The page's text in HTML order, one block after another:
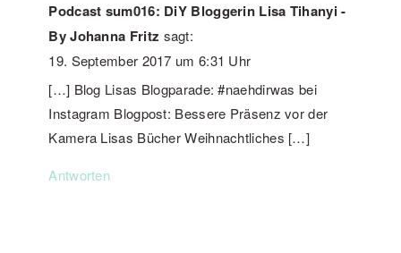
Podcast sum016: DiY Bloggerin Lisa Tihanyi -
By Johanna Fritz sagt:
19. September 2017 um 6:31 Uhr
[…] Blog Lisas Blogparade: #naehdirwas bei
Instagram Blogpost: Bessere Präsenz vor der
Kamera Lisas Bücher Weihnachtliches […]
Antworten